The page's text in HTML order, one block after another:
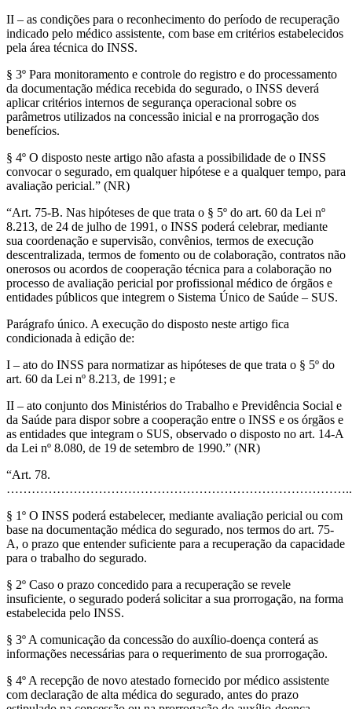
II – as condições para o reconhecimento do período de recuperação
indicado pelo médico assistente, com base em critérios estabelecidos
pela área técnica do INSS.
§ 3º Para monitoramento e controle do registro e do processamento
da documentação médica recebida do segurado, o INSS deverá
aplicar critérios internos de segurança operacional sobre os
parâmetros utilizados na concessão inicial e na prorrogação dos
benefícios.
§ 4º O disposto neste artigo não afasta a possibilidade de o INSS
convocar o segurado, em qualquer hipótese e a qualquer tempo, para
avaliação pericial.” (NR)
“Art. 75-B. Nas hipóteses de que trata o § 5º do art. 60 da Lei nº
8.213, de 24 de julho de 1991, o INSS poderá celebrar, mediante
sua coordenação e supervisão, convênios, termos de execução
descentralizada, termos de fomento ou de colaboração, contratos não
onerosos ou acordos de cooperação técnica para a colaboração no
processo de avaliação pericial por profissional médico de órgãos e
entidades públicos que integrem o Sistema Único de Saúde – SUS.
Parágrafo único. A execução do disposto neste artigo fica
condicionada à edição de:
I – ato do INSS para normatizar as hipóteses de que trata o § 5º do
art. 60 da Lei nº 8.213, de 1991; e
II – ato conjunto dos Ministérios do Trabalho e Previdência Social e
da Saúde para dispor sobre a cooperação entre o INSS e os órgãos e
as entidades que integram o SUS, observado o disposto no art. 14-A
da Lei nº 8.080, de 19 de setembro de 1990.” (NR)
“Art. 78.
………………………………………………………………………..
§ 1º O INSS poderá estabelecer, mediante avaliação pericial ou com
base na documentação médica do segurado, nos termos do art. 75-
A, o prazo que entender suficiente para a recuperação da capacidade
para o trabalho do segurado.
§ 2º Caso o prazo concedido para a recuperação se revele
insuficiente, o segurado poderá solicitar a sua prorrogação, na forma
estabelecida pelo INSS.
§ 3º A comunicação da concessão do auxílio-doença conterá as
informações necessárias para o requerimento de sua prorrogação.
§ 4º A recepção de novo atestado fornecido por médico assistente
com declaração de alta médica do segurado, antes do prazo